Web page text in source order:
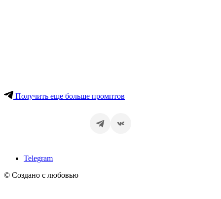
Получить еще больше промптов
Telegram
© Создано с любовью